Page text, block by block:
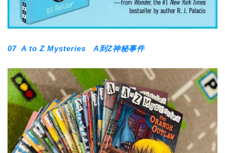
07 A to Z Mysteries A到Z神秘事件